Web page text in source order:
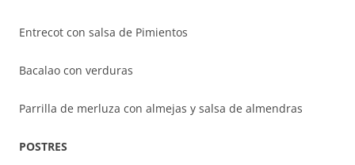
Entrecot con salsa de Pimientos
Bacalao con verduras
Parrilla de merluza con almejas y salsa de almendras
POSTRES